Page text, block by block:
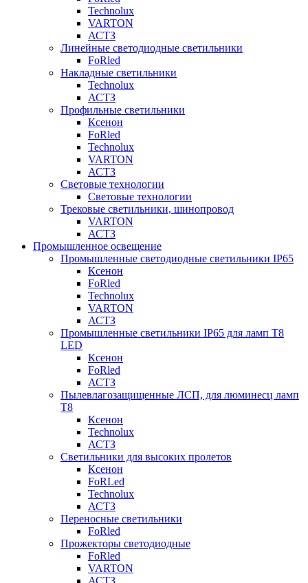
Technolux
VARTON
АСТЗ
Линейные светодиодные светильники
FoRled
Накладные светильники
Technolux
АСТЗ
Профильные светильники
Ксенон
FoRled
Technolux
VARTON
АСТЗ
Световые технологии
Световые технологии
Трековые светильники, шинопровод
VARTON
АСТЗ
Промышленное освещение
Промышленные светодиодные светильники IP65
Ксенон
FoRled
Technolux
VARTON
АСТЗ
Промышленные светильники IP65 для ламп Т8
LED
Ксенон
FoRled
АСТЗ
Пылевлагозащищенные ЛСП, для люминесц ламп
Т8
Ксенон
Technolux
АСТЗ
Светильники для высоких пролетов
Ксенон
FoRLed
Technolux
АСТЗ
Переносные светильники
FoRled
Прожекторы светодиодные
FoRled
VARTON
АСТЗ